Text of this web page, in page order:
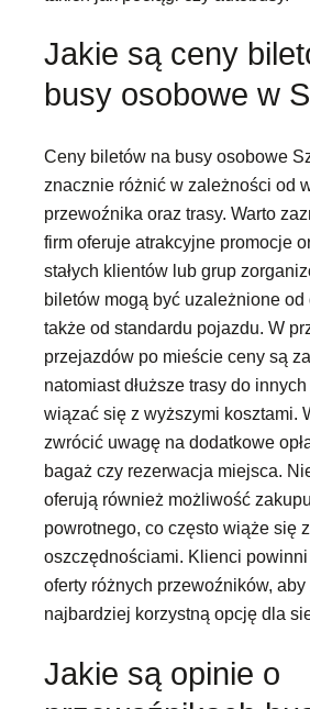
Jakie są ceny
busy osobowe w
Ceny biletów na busy osobowe
znacznie różnić w zależności od
przewoźnika oraz trasy. Warto
firm oferuje atrakcyjne promocje
stałych klientów lub grup
biletów mogą być uzależnione od
także od standardu pojazdu. W
przejazdów po mieście ceny są
natomiast dłuższe trasy do
wiązać się z wyższymi kosztami.
zwrócić uwagę na dodatkowe
bagaż czy rezerwacja miejsca.
oferują również możliwość
powrotnego, co często wiąże się
oszczędnościami. Klienci
oferty różnych przewoźników,
najbardziej korzystną opcję dla
Jakie są opinie o